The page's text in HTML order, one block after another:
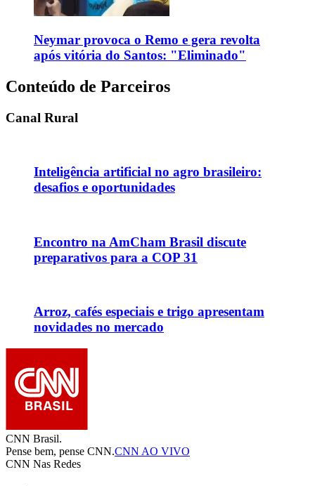
Neymar provoca o Remo e gera revolta
após vitória do Santos: "Eliminado"
Conteúdo de Parceiros
Canal Rural
Inteligência artificial no agro brasileiro:
desafios e oportunidades
Encontro na AmCham Brasil discute
preparativos para a COP 31
Arroz, cafés especiais e trigo apresentam
novidades no mercado
CNN Brasil.
Pense bem, pense CNN.CNN AO VIVO
CNN Nas Redes